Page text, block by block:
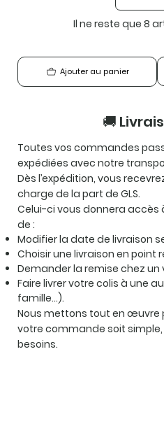
Il ne reste que 8
Ajouter au panier
🚚
Toutes vos commandes
expédiées avec notre
Dès l’expédition, vous
charge de la part de GLS.
Celui-ci vous donnera accès
de :
Modifier la date de livraison
Choisir une livraison en point
Demander la remise chez un
Faire livrer votre colis à une
famille…).
Nous mettons tout en œuvre
votre commande soit
besoins.